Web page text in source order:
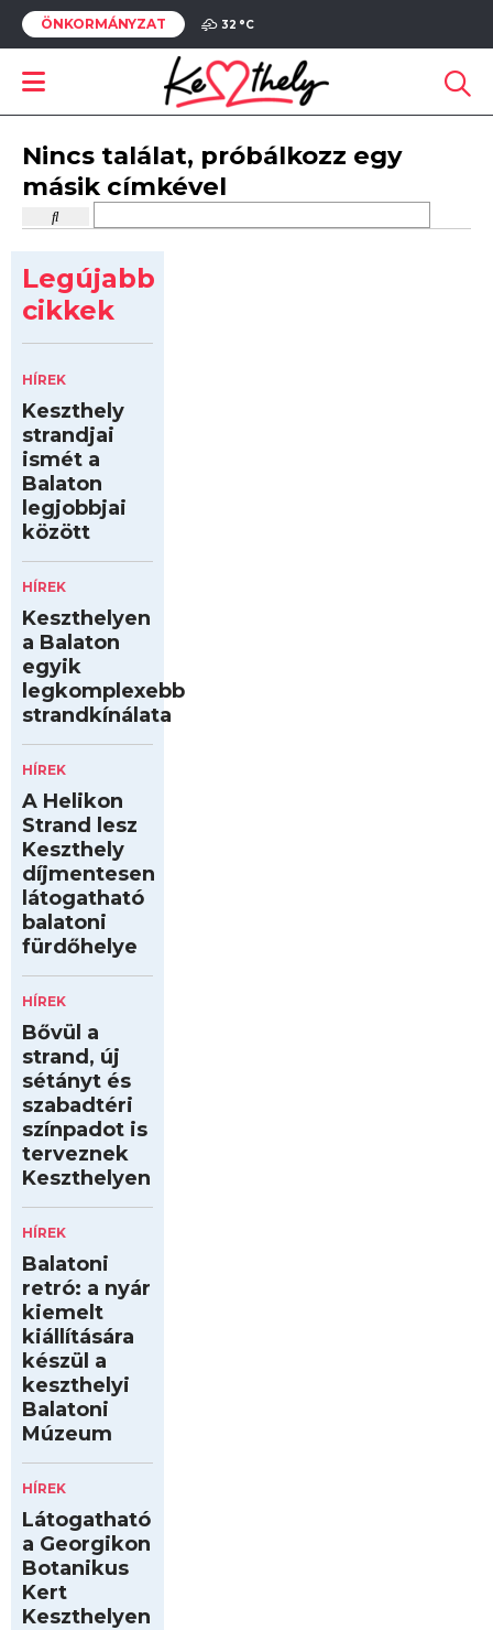
ÖNKORMÁNYZAT 32 °C
Nincs találat, próbálkozz egy
másik címkével
Legújabb
cikkek
HÍREK
Keszthely
strandjai
ismét a
Balaton
legjobbjai
között
HÍREK
Keszthelyen
a Balaton
egyik
legkomplexebb
strandkínálata
HÍREK
A Helikon
Strand lesz
Keszthely
díjmentesen
látogatható
balatoni
fürdőhelye
HÍREK
Bővül a
strand, új
sétányt és
szabadtéri
színpadot is
terveznek
Keszthelyen
HÍREK
Balatoni
retró: a nyár
kiemelt
kiállítására
készül a
keszthelyi
Balatoni
Múzeum
HÍREK
Látogatható
a Georgikon
Botanikus
Kert
Keszthelyen